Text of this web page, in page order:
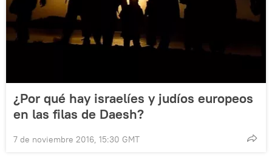
¿Por qué hay israelíes y judíos europeos
en las filas de Daesh?
7 de noviembre 2016, 15:30 GMT